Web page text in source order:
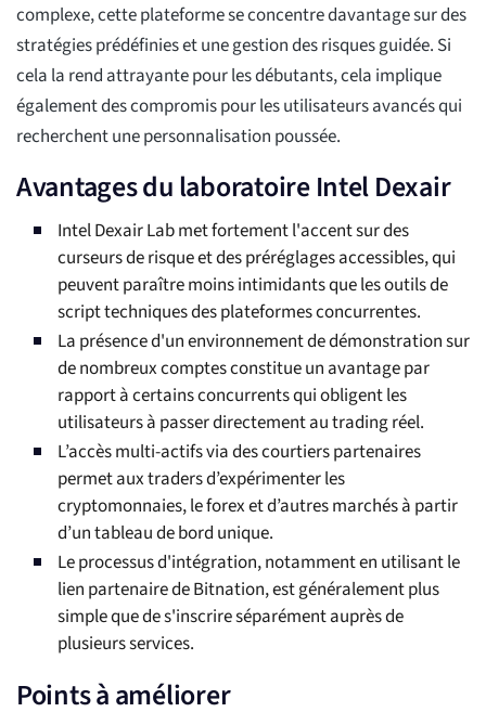
complexe, cette plateforme se concentre davantage sur des
stratégies prédéfinies et une gestion des risques guidée. Si
cela la rend attrayante pour les débutants, cela implique
également des compromis pour les utilisateurs avancés qui
recherchent une personnalisation poussée.
Avantages du laboratoire Intel Dexair
Intel Dexair Lab met fortement l'accent sur des
curseurs de risque et des préréglages accessibles, qui
peuvent paraître moins intimidants que les outils de
script techniques des plateformes concurrentes.
La présence d'un environnement de démonstration sur
de nombreux comptes constitue un avantage par
rapport à certains concurrents qui obligent les
utilisateurs à passer directement au trading réel.
L’accès multi-actifs via des courtiers partenaires
permet aux traders d’expérimenter les
cryptomonnaies, le forex et d’autres marchés à partir
d’un tableau de bord unique.
Le processus d'intégration, notamment en utilisant le
lien partenaire de Bitnation, est généralement plus
simple que de s'inscrire séparément auprès de
plusieurs services.
Points à améliorer